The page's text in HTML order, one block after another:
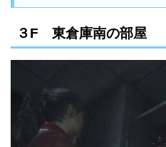
３F 東倉庫南の部屋